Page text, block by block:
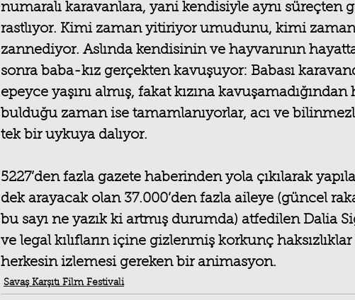
numaralı karavanlara, yani kendisiyle aynı süreçten
rastlıyor. Kimi zaman yitiriyor umudunu, kimi
zannediyor. Aslında kendisinin ve hayvanının
sonra baba-kız gerçekten kavuşuyor: Babası
epeyce yaşını almış, fakat kızına
bulduğu zaman ise tamamlanıyorlar, acı ve
tek bir uykuya dalıyor.
5227’den fazla gazete haberinden yola çıkılarak
dek arayacak olan 37.000’den fazla aileye (güncel
bu sayı ne yazık ki artmış durumda) atfedilen Dalia
ve legal kılıfların içine gizlenmiş korkunç
herkesin izlemesi gereken bir animasyon.
Savaş Karşıtı Film Festivali